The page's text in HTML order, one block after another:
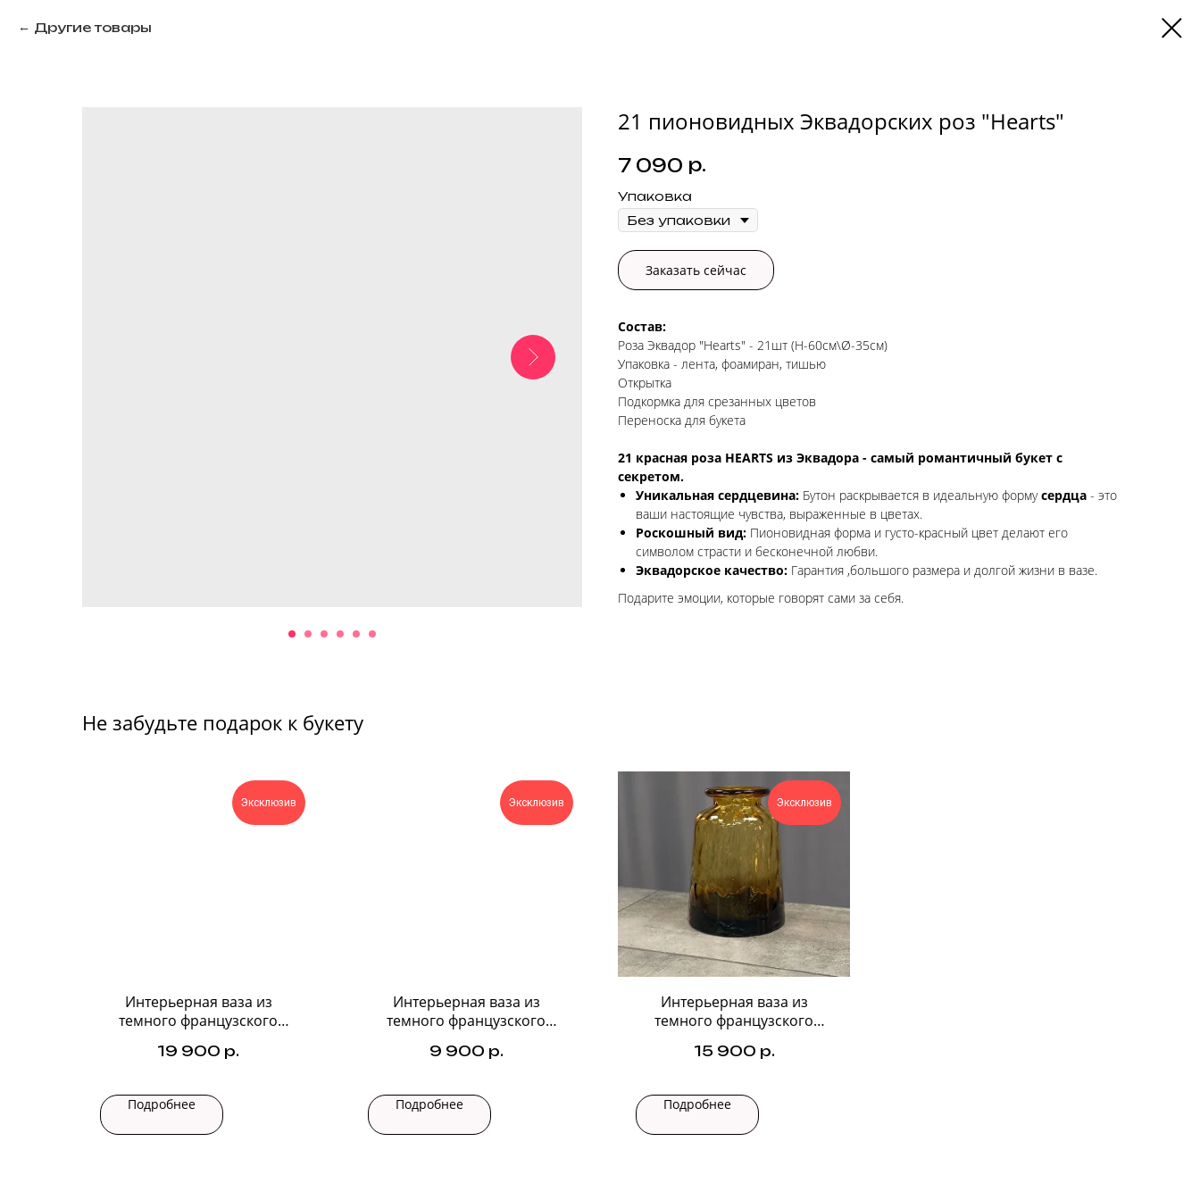
Другие товары
21 пионовидных Эквадорских роз "Hearts"
7 090 р.
Упаковка
Заказать сейчас
Состав:
Роза Эквадор "Hearts" - 21шт (H-60см\Ø-35см)
Упаковка - лента, фоамиран, тишью
Открытка
Подкормка для срезанных цветов
Переноска для букета
21 красная роза HEARTS из Эквадора - самый романтичный букет с
секретом.
Уникальная сердцевина: Бутон раскрывается в идеальную формусердца - это
ваши настоящие чувства, выраженные в цветах.
Роскошный вид: Пионовидная форма и густо-красный цвет делают его
символом страсти и бесконечной любви.
Эквадорское качество: Гарантия ,большого размера и долгой жизни в вазе.
Подарите эмоции, которые говорят сами за себя.
Не забудьте подарок к букету
Эксклюзив
Интерьерная ваза из
темного французского
19 900 р.
Подробнее
Эксклюзив
Интерьерная ваза из
темного французского
9 900 р.
Подробнее
Эксклюзив
Интерьерная ваза из
темного французского
15 900 р.
Подробнее